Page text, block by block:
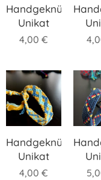
Handgeknüpftes
Unikat
4,00 €
Handgeknüpftes
Unikat
4,00 €